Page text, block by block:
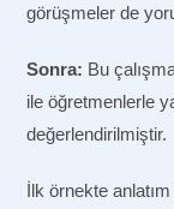
görüşmeler de
Sonra: Bu
ile öğretmenlerle
değerlendirilmiştir.
İlk örnekte